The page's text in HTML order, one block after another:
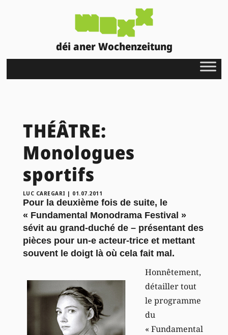
déi aner Wochenzeitung
THÉÂTRE:
Monologues
sportifs
LUC CAREGARI | 01.07.2011
Pour la deuxième fois de suite, le
« Fundamental Monodrama Festival »
sévit au grand-duché de – présentant des
pièces pour un-e acteur-trice et mettant
souvent le doigt là où cela fait mal.
Honnêtement,
détailler tout
le programme
du
« Fundamental